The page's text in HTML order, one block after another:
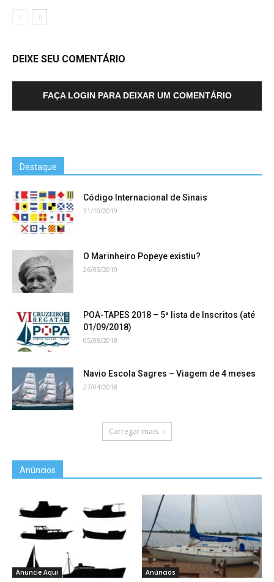
DEIXE SEU COMENTÁRIO
FAÇA LOGIN PARA DEIXAR UM COMENTÁRIO
Destaque
Código Internacional de Sinais
31/10/2019
O Marinheiro Popeye existiu?
26/03/2019
POA-TAPES 2018 – 5ª lista de Inscritos (até
01/09/2018)
05/08/2018
Navio Escola Sagres – Viagem de 4 meses
27/04/2018
Carregar mais
Anúncios
Anuncie Aqui Anúncios